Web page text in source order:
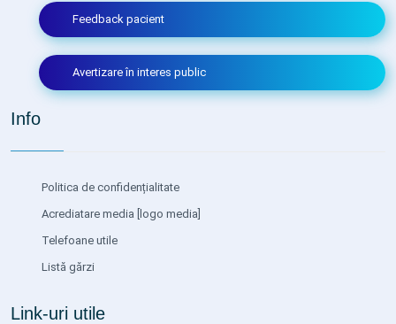
Feedback pacient
Avertizare în interes public
Info
Politica de confidențialitate
Acrediatare media [logo media]
Telefoane utile
Listă gărzi
Link-uri utile